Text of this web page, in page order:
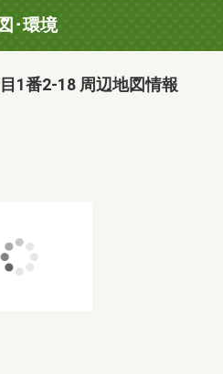
･環境
1番2-18 周辺地図情報